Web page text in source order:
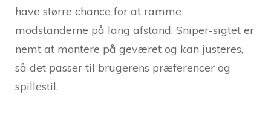
have større chance for at ramme
modstanderne på lang afstand. Sniper-sigtet er
nemt at montere på geværet og kan justeres,
så det passer til brugerens præferencer og
spillestil.